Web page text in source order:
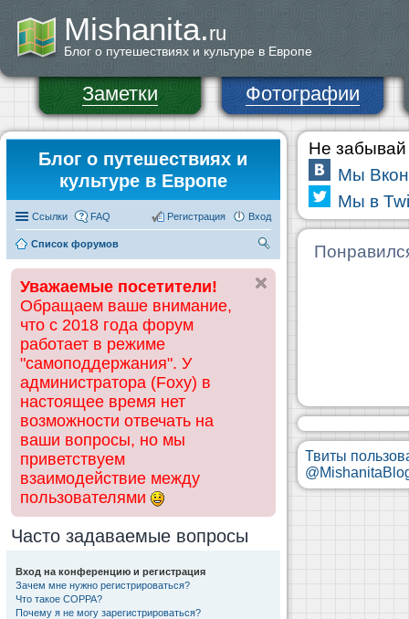
Mishanita.ru
Блог о путешествиях и культуре в Европе
Заметки Фотографии
Блог о путешествиях и
культуре в Европе
Ссылки FAQ Вход
Регистрация
Список форумов
ск
Уважаемые посетители!
Обращаем ваше внимание,
что с 2018 года форум
работает в режиме
"самоподдержания". У
администратора (Foxy) в
настоящее время нет
возможности отвечать на
ваши вопросы, но мы
приветствуем
взаимодействие между
пользователями
Часто задаваемые вопросы
Вход на конференцию и регистрация
Зачем мне нужно регистрироваться?
Что такое COPPA?
Почему я не могу зарегистрироваться?
Не забывай
Мы
Мы в
Твиты